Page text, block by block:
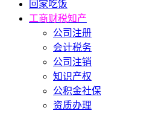
回家吃饭
工商财税知产
公司注册
会计税务
公司注销
知识产权
公积金社保
资质办理